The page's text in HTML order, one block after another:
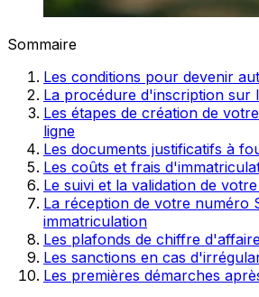
Sommaire
Les conditions pour devenir
La procédure d'inscription sur
Les étapes de création de
ligne
Les documents justificatifs à
Les coûts et frais
Le suivi et la validation de
La réception de votre numéro
immatriculation
Les plafonds de chiffre
Les sanctions en cas
Les premières démarches